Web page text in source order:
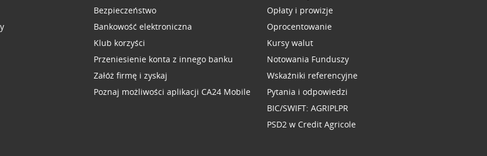
Bezpieczeństwo
Bankowość elektroniczna
Klub korzyści
Przeniesienie konta z innego banku
Załóż firmę i zyskaj
Poznaj możliwości aplikacji CA24 Mobile
Opłaty i prowizje
Oprocentowanie
Kursy walut
Notowania Funduszy
Wskaźniki referencyjne
Pytania i odpowiedzi
BIC/SWIFT: AGRIPLPR
PSD2 w Credit Agricole